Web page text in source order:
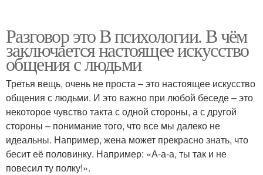
Разговор это В психологии. В чём
заключается настоящее искусство
общения с людьми
Третья вещь, очень не проста – это настоящее искусство
общения с людьми. И это важно при любой беседе – это
некоторое чувство такта с одной стороны, а с другой
стороны – понимание того, что все мы далеко не
идеальны. Например, жена может прекрасно знать, что
бесит её половинку. Например: «А-а-а, ты так и не
повесил ту полку!».